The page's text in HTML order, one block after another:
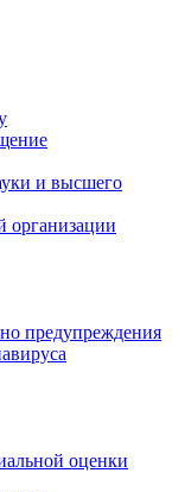
и высшего
организации
предупреждения
оценки